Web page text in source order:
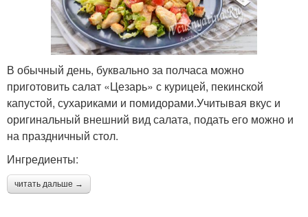
В обычный день, буквально за полчаса можно
приготовить салат «Цезарь» с курицей, пекинской
капустой, сухариками и помидорами.Учитывая вкус и
оригинальный внешний вид салата, подать его можно и
на праздничный стол.
Ингредиенты:
читать дальше →